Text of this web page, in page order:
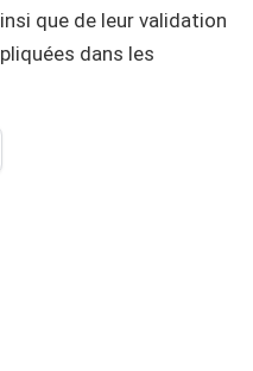
que de leur validation
dans les